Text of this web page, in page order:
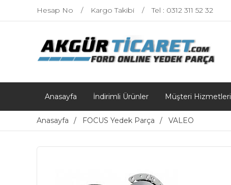
Hesap No Kargo Takibi Tel : 0312 311 52 32
Anasayfa İndirimli Ürünler Müşteri Hizmetleri
Anasayfa FOCUS Yedek Parça VALEO